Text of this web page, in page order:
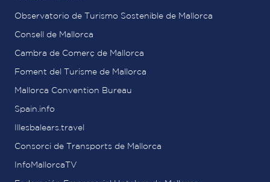
Observatorio de Turismo Sostenible de Mallorca
Consell de Mallorca
Cambra de Comerç de Mallorca
Foment del Turisme de Mallorca
Mallorca Convention Bureau
Spain.info
Illesbalears.travel
Consorci de Transports de Mallorca
InfoMallorcaTV